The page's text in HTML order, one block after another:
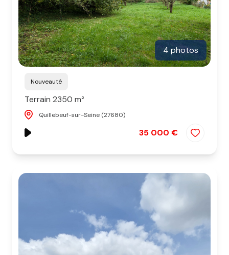
4 photos
Nouveauté
Terrain 2350 m²
Quillebeuf-sur-Seine (27680)
35 000 €